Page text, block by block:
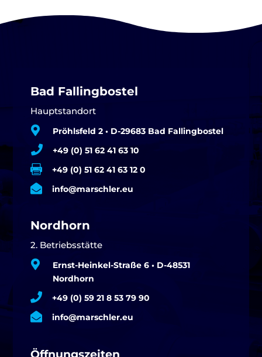
Bad Fallingbostel
Hauptstandort
 Pröhlsfeld 2 • D-29683 Bad Fallingbostel
 +49 (0) 51 62 41 63 10
 +49 (0) 51 62 41 63 12 0
 info@marschler.eu
Nordhorn
2. Betriebsstätte

Ernst-Heinkel-Straße 6 • D-48531
Nordhorn
 +49 (0) 59 21 8 53 79 90
 info@marschler.eu